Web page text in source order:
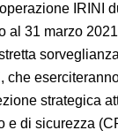
IRINI
al 31 marzo
che
strategica
e di sicurezza